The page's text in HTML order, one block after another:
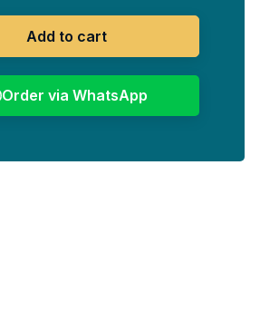
Add to cart
Order via WhatsApp